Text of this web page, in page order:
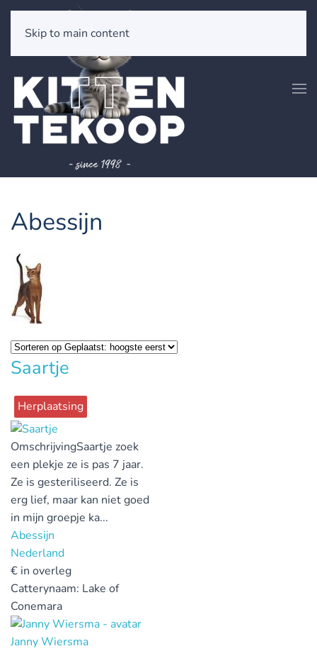
Skip to main content
Abessijn
Saartje
Herplaatsing
OmschrijvingSaartje zoek
een plekje ze is pas 7 jaar.
Ze is gesteriliseerd. Ze is
erg lief, maar kan niet goed
in mijn groepje ka...
Abessijn
Nederland
€ in overleg
Catterynaam: Lake of
Conemara
Janny Wiersma